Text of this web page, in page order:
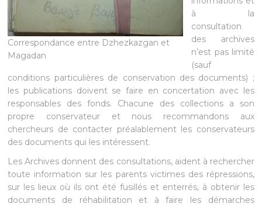
Correspondance entre Dzhezkazgan et
Magadan
à la
consultation
des archives
n’est pas limité
(sauf
conditions particulières de conservation des documents) ;
les publications doivent se faire en concertation avec les
responsables des fonds. Chacune des collections a son
propre conservateur et nous recommandons aux
chercheurs de contacter préalablement les conservateurs
des documents qui les intéressent.
Les Archives donnent des consultations, aident à rechercher
toute information sur les parents victimes des répressions,
sur les lieux où ils ont été fusillés et enterrés, à obtenir les
documents de réhabilitation et à faire les démarches